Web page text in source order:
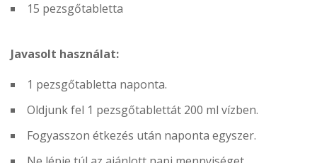
15 pezsgőtabletta
Javasolt használat:
1 pezsgőtabletta naponta.
Oldjunk fel 1 pezsgőtablettát 200 ml vízben.
Fogyasszon étkezés után naponta egyszer.